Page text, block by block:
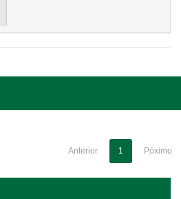
Anterior 1 Póximo